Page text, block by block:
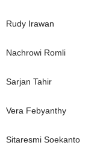
Rudy Irawan
Nachrowi Romli
Sarjan Tahir
Vera Febyanthy
Sitaresmi Soekanto